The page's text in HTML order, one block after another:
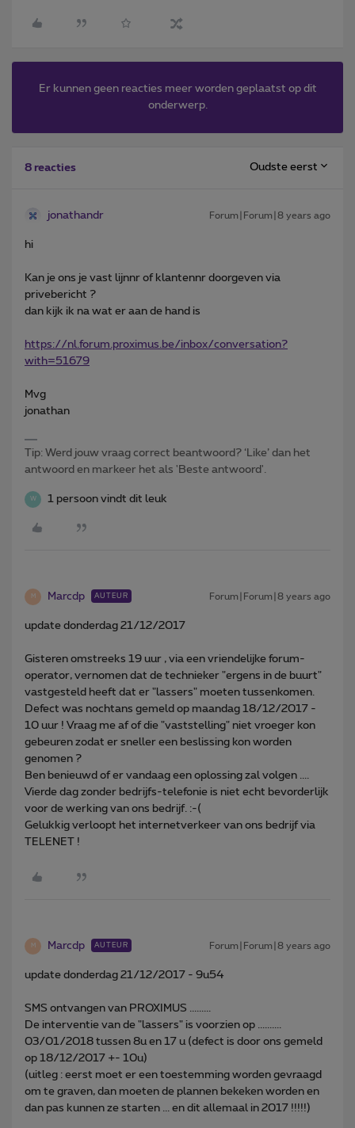
Er kunnen geen reacties meer worden geplaatst op dit
onderwerp.
8 reacties Oudste eerst
jonathandr Forum|Forum|8 years ago
hi
Kan je ons je vast lijnnr of klantennr doorgeven via
privebericht ?
dan kijk ik na wat er aan de hand is
https://nl.forum.proximus.be/inbox/conversation?
with=51679
Mvg
jonathan
Tip: Werd jouw vraag correct beantwoord? ‘Like’ dan het
antwoord en markeer het als 'Beste antwoord'.
W 1 persoon vindt dit leuk
M Marcdp AUTEUR Forum|Forum|8 years ago
update donderdag 21/12/2017
Gisteren omstreeks 19 uur , via een vriendelijke forum-
operator, vernomen dat de technieker "ergens in de buurt"
vastgesteld heeft dat er "lassers" moeten tussenkomen.
Defect was nochtans gemeld op maandag 18/12/2017 -
10 uur ! Vraag me af of die "vaststelling" niet vroeger kon
gebeuren zodat er sneller een beslissing kon worden
genomen ?
Ben benieuwd of er vandaag een oplossing zal volgen ....
Vierde dag zonder bedrijfs-telefonie is niet echt bevorderlijk
voor de werking van ons bedrijf. :-(
Gelukkig verloopt het internetverkeer van ons bedrijf via
TELENET !
M Marcdp AUTEUR Forum|Forum|8 years ago
update donderdag 21/12/2017 - 9u54
SMS ontvangen van PROXIMUS .........
De interventie van de "lassers" is voorzien op ..........
03/01/2018 tussen 8u en 17 u (defect is door ons gemeld
op 18/12/2017 +- 10u)
(uitleg : eerst moet er een toestemming worden gevraagd
om te graven, dan moeten de plannen bekeken worden en
dan pas kunnen ze starten ... en dit allemaal in 2017 !!!!!)